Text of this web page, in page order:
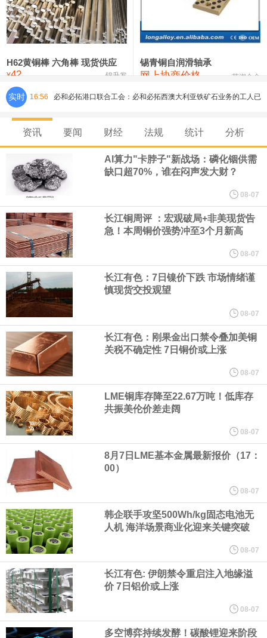
铸造铝合金锭(ZLD104) 24,300—24,500 24,400
压铸锌合金锭 26,500—26,700
氯化镍 38,300—40,300 39,300 0
H62黄铜棒 六角棒 现货供应
¥42 锦升发
锡青铜自润滑轴承
网上协商价格 芜湖合金
实时 16:56 必和必拓港口联合工会：必和必拓西澳大利亚铁矿石业务的工人已
通知，将于8月9日实施24小时停工。
8月7日，宇树科技董事长王兴兴网上路演时表示，报告期内，公司
研发费用金额分别为4,995.18万元、7,001.70万元、14,496.56万
元，最近3年复合增长率达70.36%，呈快速增长趋势，并形成多项
核心技术和知识产权。截至2026年1月31日，公司拥有262项专利权
（含境内发明专利20项）。
纽约期银日内涨4%，现报64.08美元/盎司。
宇树科技董事长、总经理兼首席技术官王兴兴在网上路演时表示，
经过多年研发创新和技术积累，公司逐步形成了包括一体化关节集
成技术、高紧凑度机器人身体集成技术、机器人激光雷达全自研核
心技术等多项已商业化应用的核心技术并已应用于公司的高性能通
用人形机器人、四足机器人等产品。
美国总统特朗普6日否认他对国防部长赫格塞思不满，称对赫格塞思
所做的工作“非常满意”。特朗普在社交媒体上发帖称，一些媒体有关
他与赫格塞思就弹药短缺问题发生冲突的报道是“完全没有根据的谣
言”，他对赫格塞思所做的工作“非常满意”。
纽约期银突破64美元/盎司，日内涨3.91%。
据报道，威刚近日在法说会上表示，在需求增加、价格走高及货源
资讯 要闻 财经 法规 统计 分析
AI算力"卡脖子"新战场：磷化铟供需
缺口超70%，谁在闷声发大财？
08-07
长江铜周评 ：宏观破局+非美现货告
急！本周铜价强势冲至3个月新高
08-07
长江有色：7日镍价下跌 市场情绪谨
慎现货交投观望
08-07
长江有色：刚果金出口禁令叠加美铜
关税不确定性 7日铜价或上涨
08-07
LME铜库存降至22.67万吨！低库存
共振美伦价差走阔
08-07
8月7日LME基本金属最新报价（17：
00）
08-07
韩企联手攻坚500Wh/kg固态电池无
人机 海洋场景商业化迎来关键突破
08-07
长江有色: 伊朗禁令重启注入地缘溢
价 7日铝价或上涨
08-07
多空博弈持续发酵！碳酸锂迎来阶段